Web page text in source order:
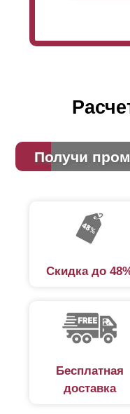
Получи
Скидка до
Бесплатная
доставка